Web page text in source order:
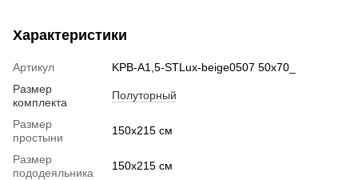
Характеристики
Артикул
KPB-A1,5-STLux-beige0507 50x70_
Размер
комплекта
Полуторный
Размер
простыни
150x215 см
Размер
пододеяльника
150x215 см